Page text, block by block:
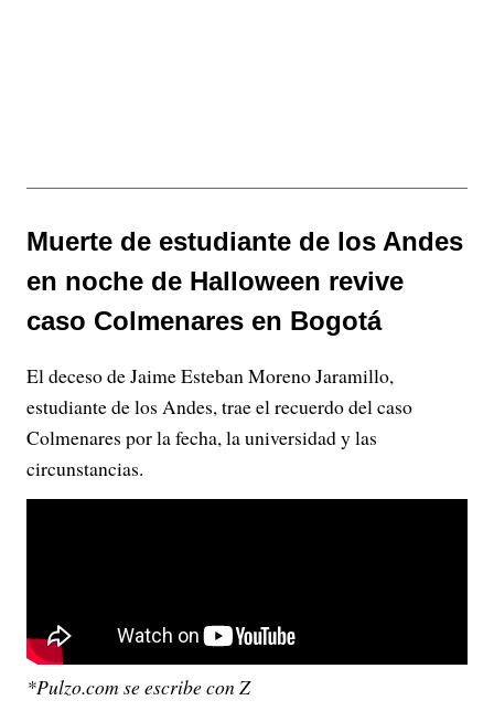
Muerte de estudiante de los Andes
en noche de Halloween revive
caso Colmenares en Bogotá
El deceso de Jaime Esteban Moreno Jaramillo,
estudiante de los Andes, trae el recuerdo del caso
Colmenares por la fecha, la universidad y las
circunstancias.
*Pulzo.com se escribe con Z